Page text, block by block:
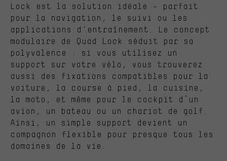
Lock est la solution idéale – parfait
pour la navigation, le suivi ou les
applications d'entraînement. Le concept
modulaire de Quad Lock séduit par sa
polyvalence : si vous utilisez un
support sur votre vélo, vous trouverez
aussi des fixations compatibles pour la
voiture, la course à pied, la cuisine,
la moto, et même pour le cockpit d’un
avion, un bateau ou un chariot de golf.
Ainsi, un simple support devient un
compagnon flexible pour presque tous les
domaines de la vie.